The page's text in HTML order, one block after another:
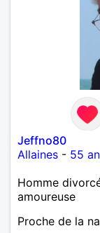
Jeffno80
Allaines - 55
Homme
amoureuse
Proche de la